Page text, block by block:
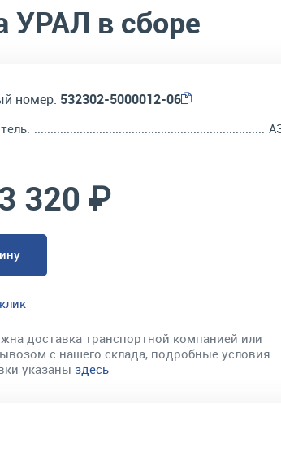
УРАЛ в сборе
номер: 532302-5000012-06
320 ₽
доставка транспортной компанией или
с нашего склада, подробные условия
указаны здесь